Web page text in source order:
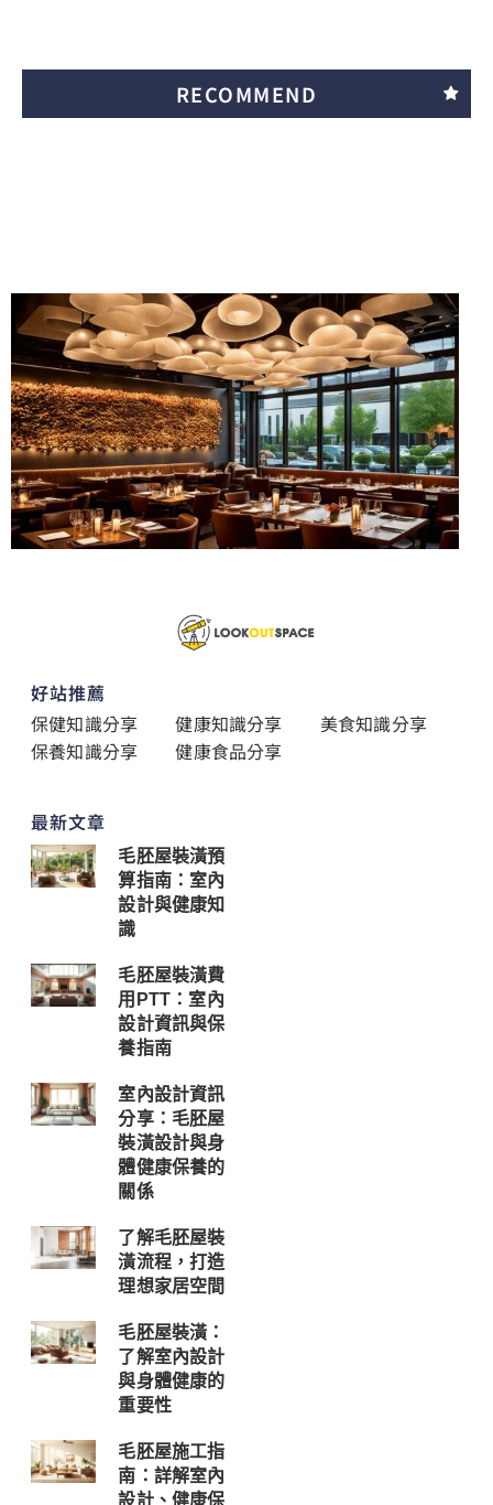
RECOMMEND
好站推薦
保健知識分享
健康知識分享
美食知識分享
保養知識分享
健康食品分享
最新文章
毛胚屋裝潢預
算指南：室內
設計與健康知
識
毛胚屋裝潢費
用PTT：室內
設計資訊與保
養指南
室內設計資訊
分享：毛胚屋
裝潢設計與身
體健康保養的
關係
了解毛胚屋裝
潢流程，打造
理想家居空間
毛胚屋裝潢：
了解室內設計
與身體健康的
重要性
毛胚屋施工指
南：詳解室內
設計、健康保